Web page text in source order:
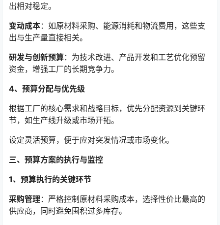
出相对稳定。
变动成本：如原材料采购、能源消耗和物流费用，这些支
出与生产量直接相关。
研发与创新预算：为技术改进、产品开发和工艺优化预留
资金，增强工厂的长期竞争力。
4、预算分配与优先级
根据工厂的核心需求和战略目标，优先分配资源到关键环
节，如生产线升级或市场开拓。
设定灵活预算，便于应对突发情况或市场变化。
三、预算方案的执行与监控
1、预算执行的关键环节
采购管理 ：严格控制原材料采购成本，选择性价比最高的
供应商，同时避免囤积过多库存。